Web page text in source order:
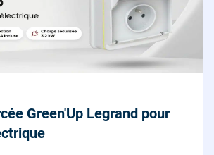
Green'Up Legrand pour